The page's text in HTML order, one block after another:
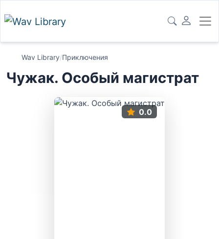
Wav Library/Приключения
Чужак. Особый магистрат
0.0